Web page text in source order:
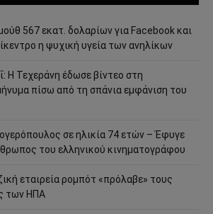
567 εκατ. δολαρίων για Facebook και
η ψυχική υγεία των ανηλίκων
Η Τεχεράνη έδωσε βίντεο στη
πίσω από τη σπάνια εμφάνιση του
σε ηλικία 74 ετών – Έφυγε
του ελληνικού κινηματογράφου
εταιρεία ρομπότ «πρόλαβε» τους
των ΗΠΑ